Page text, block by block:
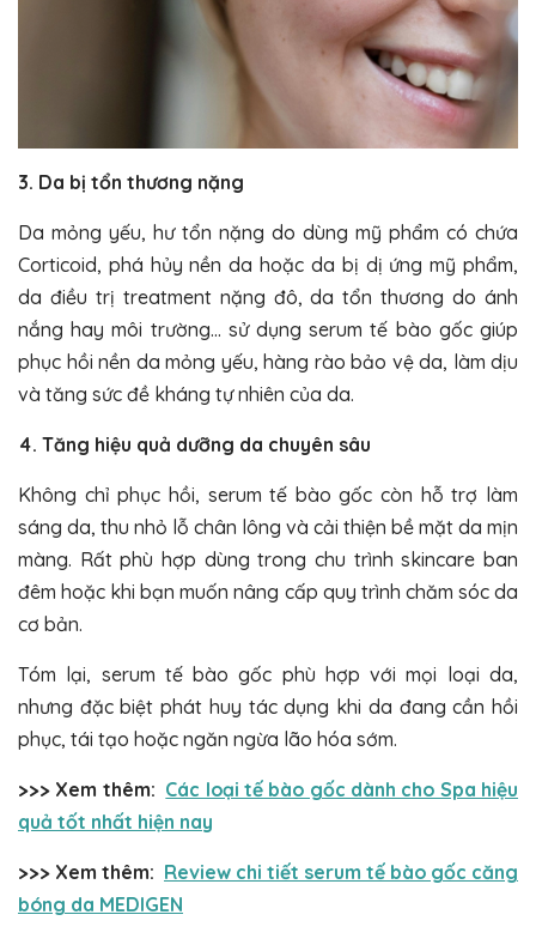
3. Da bị tổn thương nặng
Da mỏng yếu, hư tổn nặng do dùng mỹ phẩm có chứa
Corticoid, phá hủy nền da hoặc da bị dị ứng mỹ phẩm,
da điều trị treatment nặng đô, da tổn thương do ánh
nắng hay môi trường… sử dụng serum tế bào gốc giúp
phục hồi nền da mỏng yếu, hàng rào bảo vệ da, làm dịu
và tăng sức đề kháng tự nhiên của da.
4. Tăng hiệu quả dưỡng da chuyên sâu
Không chỉ phục hồi, serum tế bào gốc còn hỗ trợ làm
sáng da, thu nhỏ lỗ chân lông và cải thiện bề mặt da mịn
màng. Rất phù hợp dùng trong chu trình skincare ban
đêm hoặc khi bạn muốn nâng cấp quy trình chăm sóc da
cơ bản.
Tóm lại, serum tế bào gốc phù hợp với mọi loại da,
nhưng đặc biệt phát huy tác dụng khi da đang cần hồi
phục, tái tạo hoặc ngăn ngừa lão hóa sớm.
>>> Xem thêm: Các loại tế bào gốc dành cho Spa hiệu
quả tốt nhất hiện nay
>>> Xem thêm: Review chi tiết serum tế bào gốc căng
bóng da MEDIGEN